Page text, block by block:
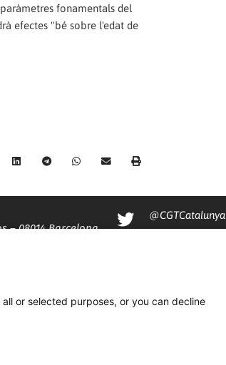
fonamentals del
efectes "bé sobre l'edat de
– 08014 Barcelona
@CGTCatalunya
or selected purposes, or you can decline